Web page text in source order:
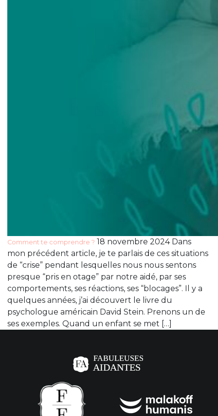
Comment te comprendre ? 18 novembre 2024 Dans
mon précédent article, je te parlais de ces situations
de “crise” pendant lesquelles nous nous sentons
presque “pris en otage” par notre aidé, par ses
comportements, ses réactions, ses “blocages”. Il y a
quelques années, j’ai découvert le livre du
psychologue américain David Stein. Prenons un de
ses exemples. Quand un enfant se met […]